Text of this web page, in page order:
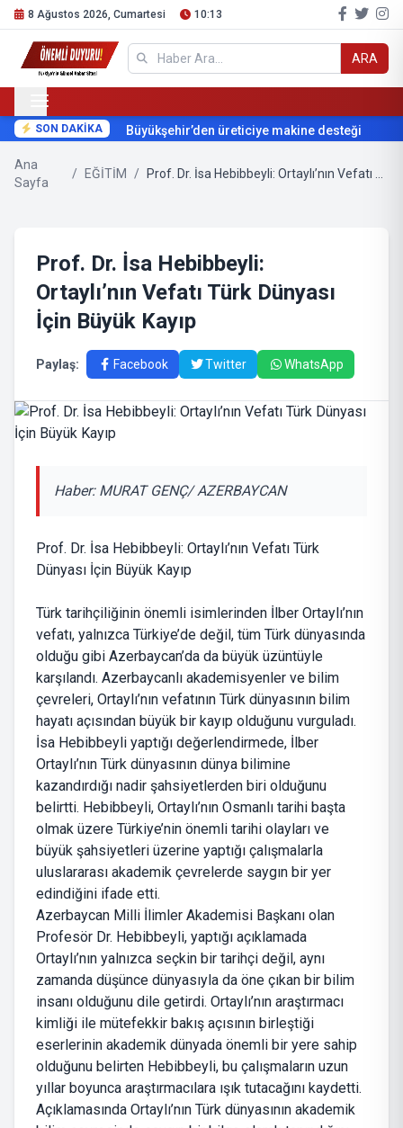
8 Ağustos 2026, Cumartesi 10:13
ARA
SON DAKİKA Büyükşehir’den üreticiye makine desteği
Ana
Sayfa
/ EĞİTİM /
Prof. Dr. İsa Hebibbeyli:
Ortaylı’nın Vefatı Türk Dünyası
İçin Büyük Kayıp
Paylaş: Facebook Twitter WhatsApp
Haber: MURAT GENÇ/ AZERBAYCAN
Prof. Dr. İsa Hebibbeyli: Ortaylı’nın Vefatı Türk
Dünyası İçin Büyük Kayıp
Türk tarihçiliğinin önemli isimlerinden İlber Ortaylı’nın
vefatı, yalnızca Türkiye’de değil, tüm Türk dünyasında
olduğu gibi Azerbaycan’da da büyük üzüntüyle
karşılandı. Azerbaycanlı akademisyenler ve bilim
çevreleri, Ortaylı’nın vefatının Türk dünyasının bilim
hayatı açısından büyük bir kayıp olduğunu vurguladı.
İsa Hebibbeyli yaptığı değerlendirmede, İlber
Ortaylı’nın Türk dünyasının dünya bilimine
kazandırdığı nadir şahsiyetlerden biri olduğunu
belirtti. Hebibbeyli, Ortaylı’nın Osmanlı tarihi başta
olmak üzere Türkiye’nin önemli tarihi olayları ve
büyük şahsiyetleri üzerine yaptığı çalışmalarla
uluslararası akademik çevrelerde saygın bir yer
edindiğini ifade etti.
Azerbaycan Milli İlimler Akademisi Başkanı olan
Profesör Dr. Hebibbeyli, yaptığı açıklamada
Ortaylı’nın yalnızca seçkin bir tarihçi değil, aynı
zamanda düşünce dünyasıyla da öne çıkan bir bilim
insanı olduğunu dile getirdi. Ortaylı’nın araştırmacı
kimliği ile mütefekkir bakış açısının birleştiği
eserlerinin akademik dünyada önemli bir yere sahip
olduğunu belirten Hebibbeyli, bu çalışmaların uzun
yıllar boyunca araştırmacılara ışık tutacağını kaydetti.
Açıklamasında Ortaylı’nın Türk dünyasının akademik